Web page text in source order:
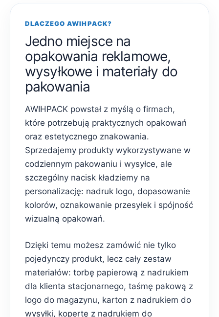
DLACZEGO AWIHPACK?
Jedno miejsce na
opakowania reklamowe,
wysyłkowe i materiały do
pakowania
AWIHPACK powstał z myślą o firmach,
które potrzebują praktycznych opakowań
oraz estetycznego znakowania.
Sprzedajemy produkty wykorzystywane w
codziennym pakowaniu i wysyłce, ale
szczególny nacisk kładziemy na
personalizację: nadruk logo, dopasowanie
kolorów, oznakowanie przesyłek i spójność
wizualną opakowań.
Dzięki temu możesz zamówić nie tylko
pojedynczy produkt, lecz cały zestaw
materiałów: torbę papierową z nadrukiem
dla klienta stacjonarnego, taśmę pakową z
logo do magazynu, karton z nadrukiem do
wysyłki, kopertę z nadrukiem do